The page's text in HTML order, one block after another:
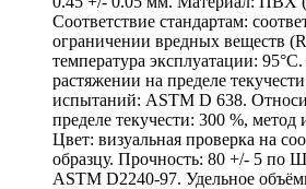
Соответствие стандартам:
ограничении вредных веществ
температура эксплуатации:
растяжении на пределе
испытаний: ASTM D 638.
пределе текучести: 300 %,
Цвет: визуальная проверка на
образцу. Прочность: 80 +/- 5 по
ASTM D2240-97. Удельное